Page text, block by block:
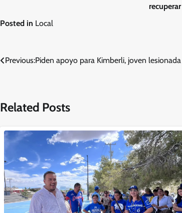
Posted in Local
Navegación
entradas
Previous:Piden apoyo para Kimberli, joven
Related Posts